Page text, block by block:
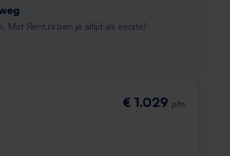
Met Rent.nl ben je altijd als eerste!
€ 1.029 p/m